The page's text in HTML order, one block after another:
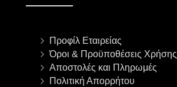
Προφίλ Εταιρείας
Όροι & Προϋποθέσεις Χρήσης
Αποστολές και Πληρωμές
Πολιτική Απορρήτου